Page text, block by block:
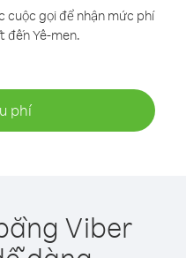
cuộc gọi để nhận mức phí
Yê-men.
phí
Viber